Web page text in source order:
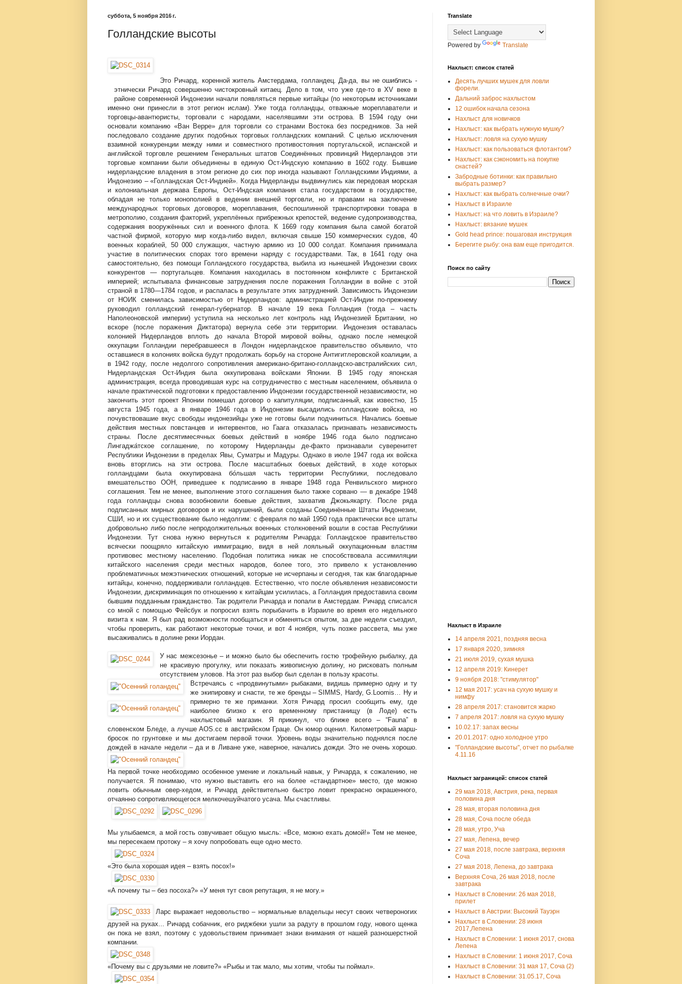
суббота, 5 ноября 2016 г.
Голландские высоты
Это Ричард, коренной житель Амстердама, голландец. Да-да, вы не ошиблись -
этнически Ричард совершенно чистокровный китаец. Дело в том, что уже где-то в XV веке в
районе современной Индонезии начали появляться первые китайцы (по некоторым источниками
именно они принесли в этот регион ислам). Уже тогда голландцы, отважные мореплаватели и
торговцы-авантюристы, торговали с народами, населявшими эти острова. В 1594 году они
основали компанию «Ван Верре» для торговли со странами Востока без посредников. За ней
последовало создание других подобных торговых голландских компаний. С целью исключения
взаимной конкуренции между ними и совместного противостояния португальской, испанской и
английской торговле решением Генеральных штатов Соединённых провинций Нидерландов эти
торговые компании были объединены в единую Ост-Индскую компанию в 1602 году. Бывшие
нидерландские владения в этом регионе до сих пор иногда называют Голландскими Индиями, а
Индонезию – «Голландская Ост-Индией». Когда Нидерланды выдвинулись как передовая морская
и колониальная держава Европы, Ост-Индская компания стала государством в государстве,
обладая не только монополией в ведении внешней торговли, но и правами на заключение
международных торговых договоров, мореплавания, беспошлинной транспортировки товара в
метрополию, создания факторий, укреплённых прибрежных крепостей, ведение судопроизводства,
содержания вооружённых сил и военного флота. К 1669 году компания была самой богатой
частной фирмой, которую мир когда-либо видел, включая свыше 150 коммерческих судов, 40
военных кораблей, 50 000 служащих, частную армию из 10 000 солдат. Компания принимала
участие в политических спорах того времени наряду с государствами. Так, в 1641 году она
самостоятельно, без помощи Голландского государства, выбила из нынешней Индонезии своих
конкурентов — португальцев. Компания находилась в постоянном конфликте с Британской
империей; испытывала финансовые затруднения после поражения Голландии в войне с этой
страной в 1780—1784 годов, и распалась в результате этих затруднений. Зависимость Индонезии
от НОИК сменилась зависимостью от Нидерландов: администрацией Ост-Индии по-прежнему
руководил голландский генерал-губернатор. В начале 19 века Голландия (тогда – часть
Наполеоновской империи) уступила на несколько лет контроль над Индонезией Британии, но
вскоре (после поражения Диктатора) вернула себе эти территории. Индонезия оставалась
колонией Нидерландов вплоть до начала Второй мировой войны, однако после немецкой
оккупации Голландии перебравшееся в Лондон нидерландское правительство объявило, что
оставшиеся в колониях войска будут продолжать борьбу на стороне Антигитлеровской коалиции, а
в 1942 году, после недолгого сопротивления американо-британо-голландско-австралийских сил,
Нидерландская Ост-Индия была оккупирована войсками Японии. В 1945 году японская
администрация, всегда проводившая курс на сотрудничество с местным населением, объявила о
начале практической подготовки к предоставлению Индонезии государственной независимости, но
закончить этот проект Японии помешал договор о капитуляции, подписанный, как известно, 15
августа 1945 года, а в январе 1946 года в Индонезии высадились голландские войска, но
почувствовашие вкус свободы индонезийцы уже не готовы были подчиниться. Начались боевые
действия местных повстанцев и интервентов, но Гаага отказалась признавать независимость
страны. После десятимесячных боевых действий в ноябре 1946 года было подписано
Лингаджа́тское соглашение, по которому Нидерланды де-факто признавали суверенитет
Республики Индонезии в пределах Явы, Суматры и Мадуры. Однако в июле 1947 года их войска
вновь вторглись на эти острова. После масштабных боевых действий, в ходе которых
голландцами была оккупирована бо́льшая часть территории Республики, последовало
вмешательство ООН, приведшее к подписанию в январе 1948 года Ренвильского мирного
соглашения. Тем не менее, выполнение этого соглашения было также сорвано — в декабре 1948
года голландцы снова возобновили боевые действия, захватив Джокьякарту. После ряда
подписанных мирных договоров и их нарушений, были созданы Соединённые Штаты Индонезии,
СШИ, но и их существование было недолгим: с февраля по май 1950 года практически все штаты
добровольно либо после непродолжительных военных столкновений вошли в состав Республики
Индонезии. Тут снова нужно вернуться к родителям Ричарда: Голландское правительство
всячески поощряло китайскую иммиграцию, видя в ней лояльный оккупационным властям
противовес местному населению. Подобная политика никак не способствовала ассимиляции
китайского населения среди местных народов, более того, это привело к установлению
проблематичных межэтнических отношений, которые не исчерпаны и сегодня, так как благодарные
китайцы, конечно, поддерживали голландцев. Естественно, что после объявления независомости
Индонезии, дискриминация по отношению к китайцам усилилась, а Голландия предоставила своим
бывшим подданным гражданство. Так родители Ричарда и попали в Амстердам. Ричард списался
со мной с помощью Фейсбук и попросил взять порыбачить в Израиле во время его недельного
визита к нам. Я был рад возможности пообщаться и обменяться опытом, за две недели съездил,
чтобы проверить, как работают некоторые точки, и вот 4 ноября, чуть позже рассвета, мы уже
высаживались в долине реки Иордан.
У нас межсезонье – и можно было бы обеспечить гостю трофейную рыбалку, да
не красивую прогулку, или показать живописную долину, но рисковать полным
отсутствием уловов. На этот раз выбор был сделан в пользу красоты.
Встречаясь с «продвинутыми» рыбаками, видишь примерно одну и ту
же экипировку и снасти, те же бренды – SIMMS, Hardy, G.Loomis… Ну и
примерно те же приманки. Хотя Ричард просил сообщить ему, где
наиболее близко к его временному пристанищу (в Лоде) есть
нахлыстовый магазин. Я прикинул, что ближе всего – “Fauna” в
словенском Бледе, а лучше AOS.cc в австрийском Граце. Он юмор оценил. Километровый марш-
бросок по грунтовке и мы достигаем первой точки. Уровень воды значительно поднялся после
дождей в начале недели – да и в Ливане уже, наверное, начались дожди. Это не очень хорошо.
На первой точке необходимо особенное умение и локальный навык, у Ричарда, к сожалению, не
получается. Я понимаю, что нужно выставить его на более «стандартное» место, где можно
ловить обычным овер-хедом, и Ричард действительно быстро ловит прекрасно окрашенного,
отчаянно сопротивляющегося мелкочешуйчатого усача. Мы счастливы.
Мы улыбаемся, а мой гость озвучивает общую мысль: «Все, можно ехать домой!» Тем не менее,
мы пересекаем протоку – я хочу попробовать еще одно место.
«Это была хорошая идея – взять посох!»
«А почему ты – без посоха?» «У меня тут своя репутация, я не могу.»
Ларс выражает недовольство – нормальные владельцы несут своих четвероногих
друзей на руках... Ричард собачник, его риджбеки ушли за радугу в прошлом году, нового щенка
он пока не взял, поэтому с удовольствием принимает знаки внимания от нашей разношерстной
компании.
«Почему вы с друзьями не ловите?» «Рыбы и так мало, мы хотим, чтобы ты поймал».
Translate
Powered by Translate
Нахлыст: список статей
Десять лучших мушек для ловли
форели.
Дальний заброс нахлыстом
12 ошибок начала сезона
Нахлыст для новичков
Нахлыст: как выбрать нужную мушку?
Нахлыст: ловля на сухую мушку
Нахлыст: как пользоваться флотантом?
Нахлыст: как сэкономить на покупке
снастей?
Забродные ботинки: как правильно
выбрать размер?
Нахлыст: как выбрать солнечные очки?
Нахлыст в Израиле
Нахлыст: на что ловить в Израиле?
Нахлыст: вязание мушек
Gold head prince: пошаговая инструкция
Берегите рыбу: она вам еще пригодится.
Поиск по сайту
Нахлыст в Израиле
14 апреля 2021, поздняя весна
17 января 2020, зимняя
21 июля 2019, сухая мушка
12 апреля 2019: Кинерет
9 ноября 2018: "стимулятор"
12 мая 2017: усач на сухую мушку и
нимфу
28 апреля 2017: становится жарко
7 апреля 2017: ловля на сухую мушку
10.02.17: запах весны
20.01.2017: одно холодное утро
"Голландские высоты", отчет по рыбалке
4.11.16
Нахлыст заграницей: список статей
29 мая 2018, Австрия, река, первая
половина дня
28 мая, вторая половина дня
28 мая, Соча после обеда
28 мая, утро, Уча
27 мая, Лепена, вечер
27 мая 2018, после завтрака, верхняя
Соча
27 мая 2018, Лепена, до завтрака
Верхняя Соча, 26 мая 2018, после
завтрака
Нахлыст в Словении: 26 мая 2018,
прилет
Нахлыст в Австрии: Высокий Тауэрн
Нахлыст в Словении: 28 июня
2017,Лепена
Нахлыст в Словении: 1 июня 2017, снова
Лепена
Нахлыст в Словении: 1 июня 2017, Соча
Нахлыст в Словении: 31 мая 17, Соча (2)
Нахлыст в Словении: 31.05.17, Соча